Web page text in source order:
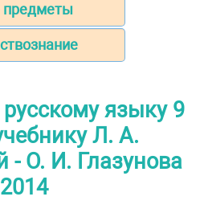
предметы
языку 9
Л. А.
- О. И. Глазунова
2014